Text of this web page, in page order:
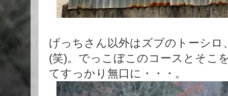
げっちさん以外はズブのトーシロ
(笑)。でっこぼこのコースとそこ
てすっかり無口に・・・。